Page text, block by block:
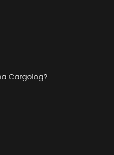
Cargolog?